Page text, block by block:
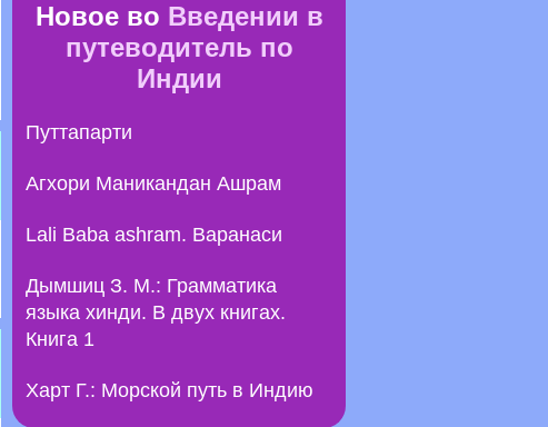
Новое во Введении в
путеводитель по
Индии
Путтапарти
Агхори Маникандан Ашрам
Lali Baba ashram. Варанаси
Дымшиц З. М.: Грамматика
языка хинди. В двух книгах.
Книга 1
Харт Г.: Морской путь в Индию